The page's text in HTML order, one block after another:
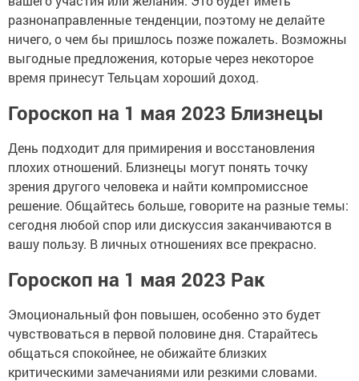
разнонаправленные тенденции, поэтому не делайте
ничего, о чем бы пришлось позже пожалеть. Возможны
выгодные предложения, которые через некоторое
время принесут Тельцам хороший доход.
Гороскоп на 1 мая 2023 Близнецы
День подходит для примирения и восстановления
плохих отношений. Близнецы могут понять точку
зрения другого человека и найти компромиссное
решение. Общайтесь больше, говорите на разные темы:
сегодня любой спор или дискуссия заканчиваются в
вашу пользу. В личных отношениях все прекрасно.
Гороскоп на 1 мая 2023 Рак
Эмоциональный фон повышен, особенно это будет
чувствоваться в первой половине дня. Старайтесь
общаться спокойнее, не обижайте близких
критическими замечаниями или резкими словами.